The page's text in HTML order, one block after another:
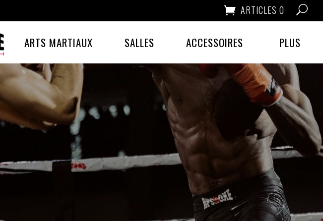
ARTICLES 0
ARTS MARTIAUX SALLES ACCESSOIRES PLUS